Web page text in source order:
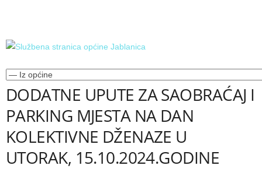
DODATNE UPUTE ZA SAOBRAĆAJ I
PARKING MJESTA NA DAN
KOLEKTIVNE DŽENAZE U
UTORAK, 15.10.2024.GODINE